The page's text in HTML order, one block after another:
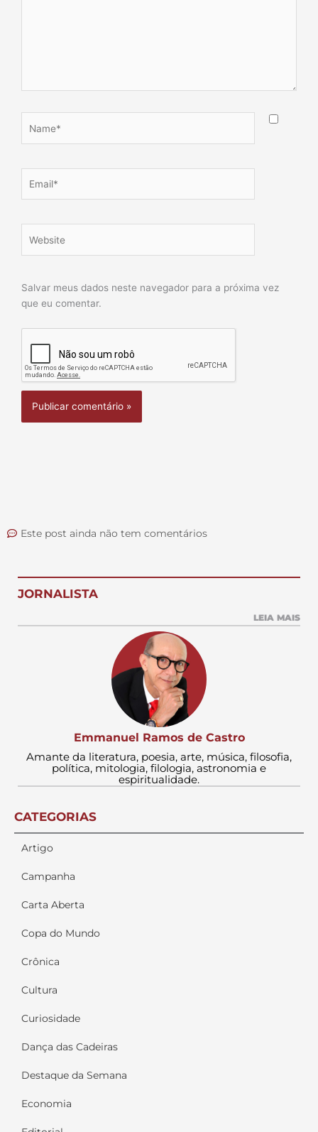
Salvar meus dados neste navegador para a próxima vez
que eu comentar.
Este post ainda não tem comentários
JORNALISTA
LEIA MAIS
Emmanuel Ramos de Castro
Amante da literatura, poesia, arte, música, filosofia,
política, mitologia, filologia, astronomia e
espiritualidade.
CATEGORIAS
Artigo
Campanha
Carta Aberta
Copa do Mundo
Crônica
Cultura
Curiosidade
Dança das Cadeiras
Destaque da Semana
Economia